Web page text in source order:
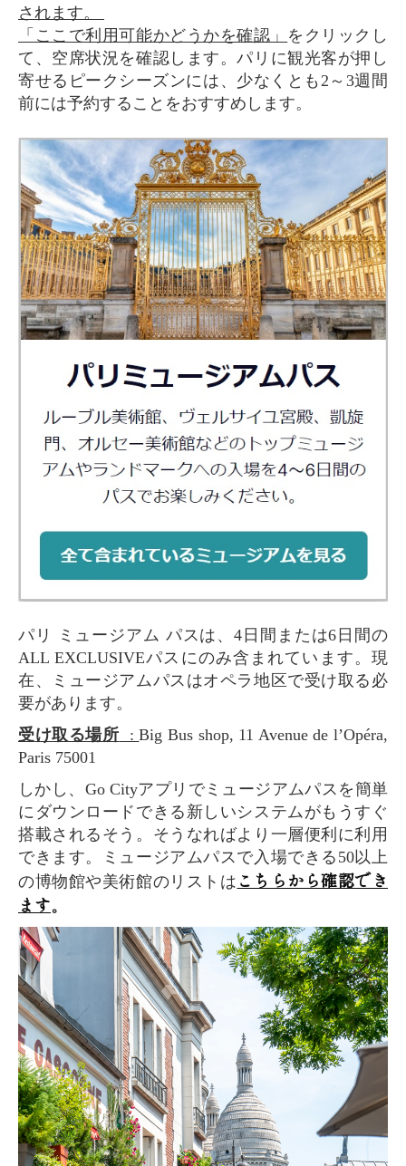
されます。
「ここで利用可能かどうかを確認」 をクリックし
て、空席状況を確認します。パリに観光客が押し
寄せるピークシーズンには、少なくとも2～3週間
前には予約することをおすすめします。
パリ ミュージアム パスは、4日間または6日間の
ALL EXCLUSIVEパスにのみ含まれています。現
在、ミュージアムパスはオペラ地区で受け取る必
要があります。
受け取る場所 :Big Bus shop, 11 Avenue de l’Opéra,
Paris 75001
しかし、Go Cityアプリでミュージアムパスを簡単
にダウンロードできる新しいシステムがもうすぐ
搭載されるそう。そうなればより一層便利に利用
できます。ミュージアムパスで入場できる50以上
の博物館や美術館のリストは こちらから確認でき
ます。